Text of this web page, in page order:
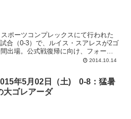
ポーツコンプレックスにて行われた
合（0-3）で、ルイス・スアレスが2ゴ
出場。公式戦復帰に向け、フォーム
2014.10.14
年5月02日（土) 0-8：猛暑
大ゴレアーダ